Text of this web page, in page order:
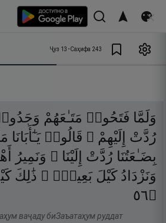
Ҷуз 13 •Саҳифа 243
وَلَمَّا فَتَحُوا۟ مَتَـٰعَهُمْ
رُدَّتْ
إِلَيْهِمْ ۖ قَالُوا۟ يَـٰٓأَبَانَا
بِضَـٰعَتُنَا رُدَّتْ إِلَيْنَا ۖ وَنَمِيرُ
وَنَزْدَادُ كَيْلَ بَعِيرٍۢ ۖ ذَٰلِكَ
۝٦٥
ваҷаду биЗаъатаҳум руддат